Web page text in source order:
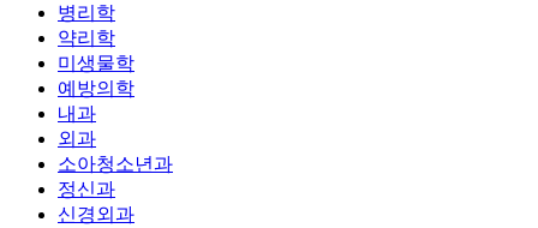
병리학
약리학
미생물학
예방의학
내과
외과
소아청소년과
정신과
신경외과